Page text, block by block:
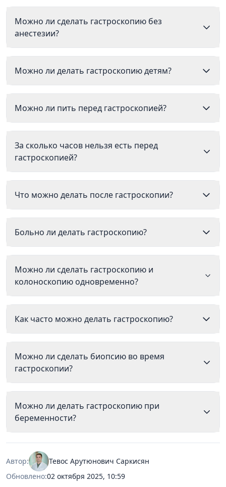
Можно ли сделать гастроскопию без
анестезии?
Можно ли делать гастроскопию детям?
Можно ли пить перед гастроскопией?
За сколько часов нельзя есть перед
гастроскопией?
Что можно делать после гастроскопии?
Больно ли делать гастроскопию?
Можно ли сделать гастроскопию и
колоноскопию одновременно?
Как часто можно делать гастроскопию?
Можно ли сделать биопсию во время
гастроскопии?
Можно ли делать гастроскопию при
беременности?
Автор:
Тевос Арутюнович Саркисян
Обновлено:02 октября 2025, 10:59